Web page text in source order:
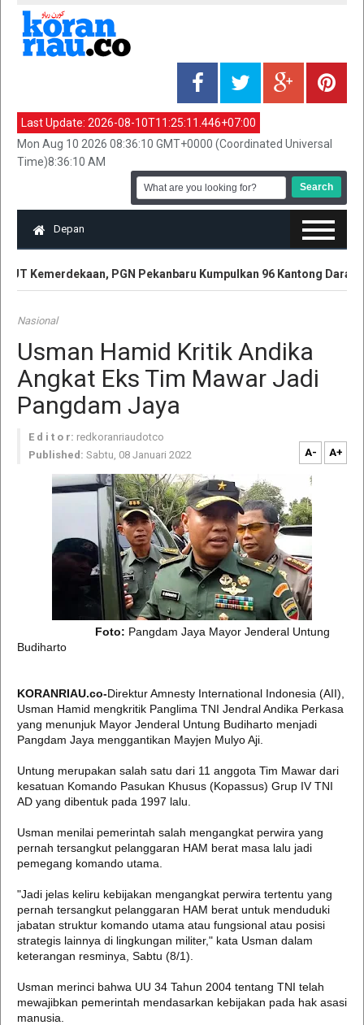
Last Update: 2026-08-10T11:25:11.446+07:00
Mon Aug 10 2026 08:36:10 GMT+0000 (Coordinated Universal
Time)8:36:10 AM
Depan
Kemerdekaan, PGN Pekanbaru Kumpulkan 96 Kantong Darah
Nasional
Usman Hamid Kritik Andika
Angkat Eks Tim Mawar Jadi
Pangdam Jaya
E d i t o r: redkoranriaudotco
Published: Sabtu, 08 Januari 2022 A- A+
Foto: Pangdam Jaya Mayor Jenderal Untung
Budiharto
KORANRIAU.co-Direktur Amnesty International Indonesia (AII),
Usman Hamid mengkritik Panglima TNI Jendral Andika Perkasa
yang menunjuk Mayor Jenderal Untung Budiharto menjadi
Pangdam Jaya menggantikan Mayjen Mulyo Aji.
Untung merupakan salah satu dari 11 anggota Tim Mawar dari
kesatuan Komando Pasukan Khusus (Kopassus) Grup IV TNI
AD yang dibentuk pada 1997 lalu.
Usman menilai pemerintah salah mengangkat perwira yang
pernah tersangkut pelanggaran HAM berat masa lalu jadi
pemegang komando utama.
"Jadi jelas keliru kebijakan mengangkat perwira tertentu yang
pernah tersangkut pelanggaran HAM berat untuk menduduki
jabatan struktur komando utama atau fungsional atau posisi
strategis lainnya di lingkungan militer," kata Usman dalam
keterangan resminya, Sabtu (8/1).
Usman merinci bahwa UU 34 Tahun 2004 tentang TNI telah
mewajibkan pemerintah mendasarkan kebijakan pada hak asasi
manusia.